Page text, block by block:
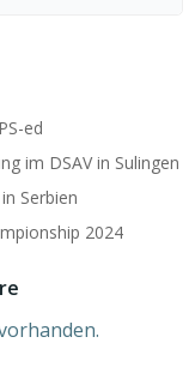
ed
im DSAV in Sulingen
Serbien
2024